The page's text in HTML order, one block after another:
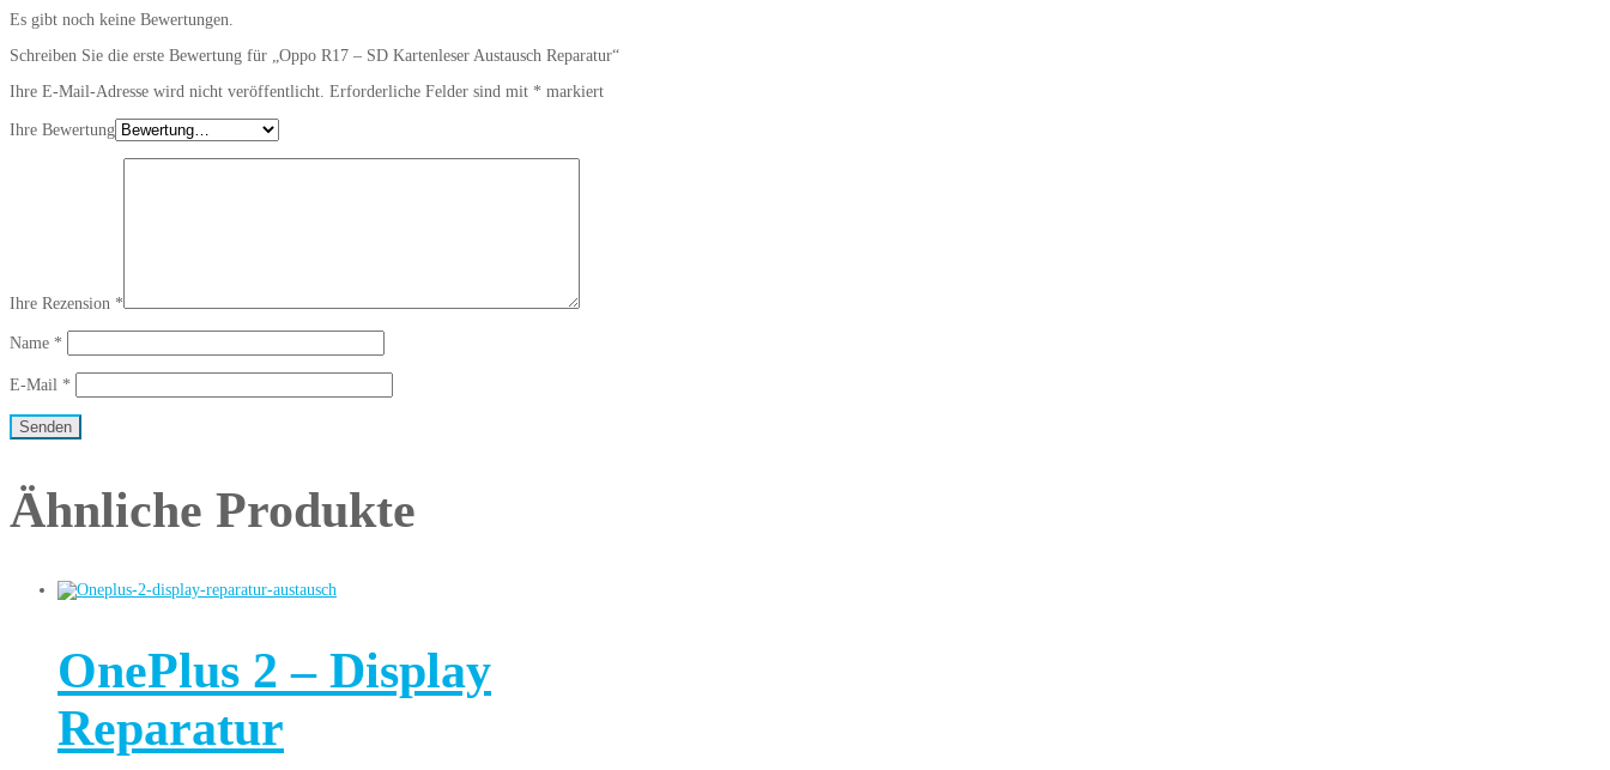
Es gibt noch keine Bewertungen.
Schreiben Sie die erste Bewertung für „Oppo R17 – SD Kartenleser Austausch Reparatur“
Ihre E-Mail-Adresse wird nicht veröffentlicht. Erforderliche Felder sind mit * markiert
Ihre Bewertung
Ihre Rezension *
Name *
E-Mail *
Ähnliche Produkte
OnePlus 2 – Display
Reparatur